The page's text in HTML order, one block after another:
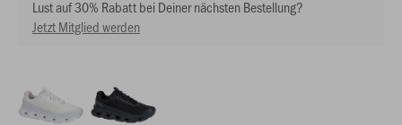
Lust auf 30% Rabatt bei Deiner nächsten Bestellung?
Jetzt Mitglied werden